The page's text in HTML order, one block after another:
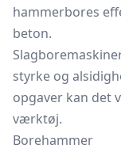
hammerbores
beton.
styrke og
opgaver kan det
værktøj.
Borehammer